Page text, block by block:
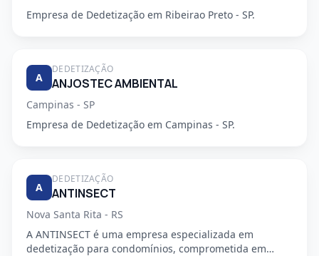
Empresa de Dedetização em Ribeirao Preto - SP.
A
DEDETIZAÇÃO
ANJOSTEC AMBIENTAL
Campinas - SP
Empresa de Dedetização em Campinas - SP.
A
DEDETIZAÇÃO
ANTINSECT
Nova Santa Rita - RS
A ANTINSECT é uma empresa especializada em
dedetização para condomínios, comprometida em